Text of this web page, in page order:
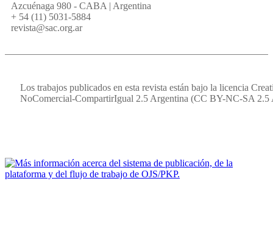
Azcuénaga 980 - CABA | Argentina
+ 54 (11) 5031-5884
revista@sac.org.ar
Los trabajos publicados en esta revista están bajo la licencia
NoComercial-CompartirIgual 2.5 Argentina (CC BY-NC-SA 2.5